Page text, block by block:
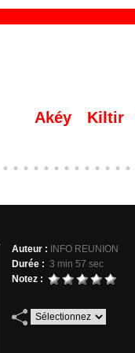
Akéy Kiltir
Auteur :
INFO REUNION
Durée : 3 min 57 sec
Notez :